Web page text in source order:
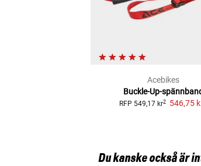
Acebikes
Buckle-Up-
RFP 549,17 kr2 546,75
Du kanske också är